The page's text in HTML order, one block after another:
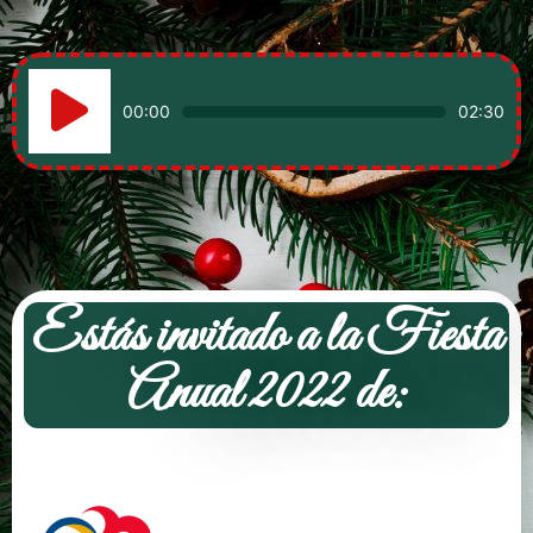
Reproductor
audio
00:00 02:30
Estás invitado a la Fiesta
Anual 2022 de: